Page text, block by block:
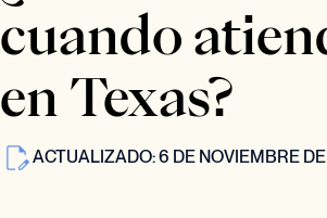
cuando
en Texas?
ACTUALIZADO: 6 DE NOVIEMBRE